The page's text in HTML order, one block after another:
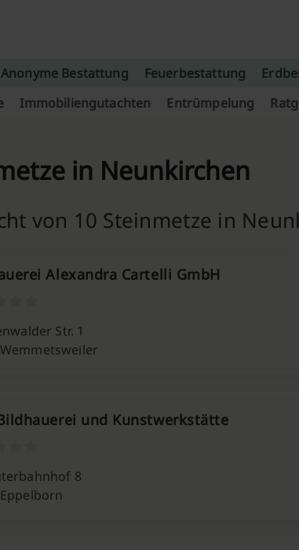
Anonyme Bestattung Feuerbestattung
Immobiliengutachten Entrümpelung
in Neunkirchen
von 10 Steinmetze in
Alexandra Cartelli GmbH
Str. 1
und Kunstwerkstätte
8